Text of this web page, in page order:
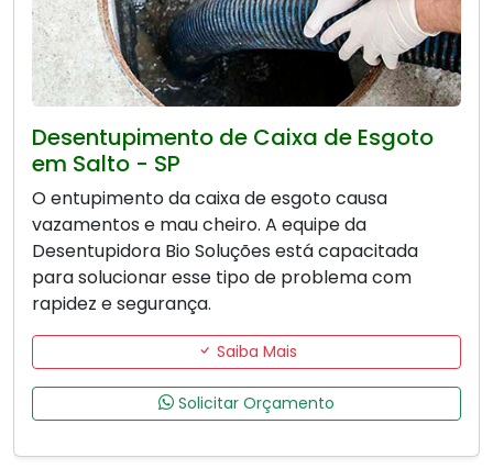
Desentupimento de Caixa de Esgoto
em Salto - SP
O entupimento da caixa de esgoto causa
vazamentos e mau cheiro. A equipe da
Desentupidora Bio Soluções está capacitada
para solucionar esse tipo de problema com
rapidez e segurança.
Saiba Mais
Solicitar Orçamento